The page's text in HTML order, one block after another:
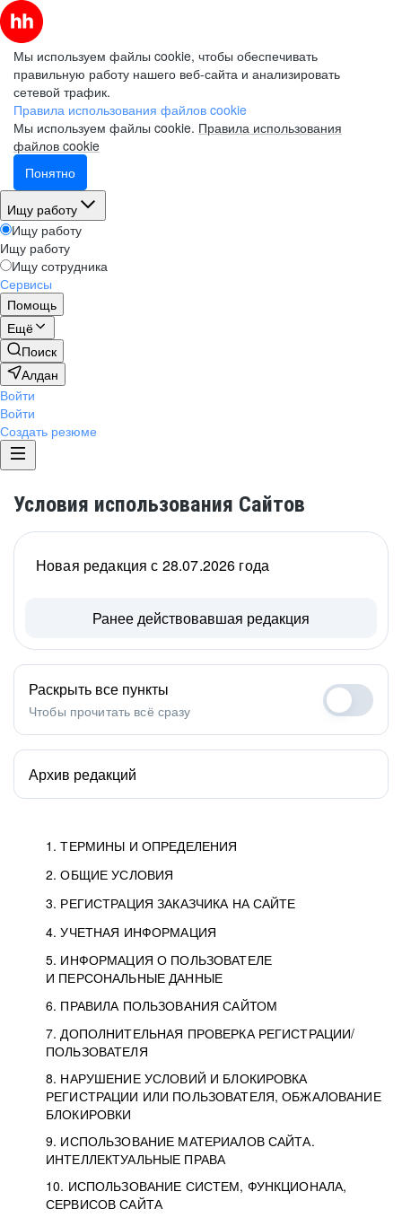
Мы используем файлы cookie, чтобы обеспечивать
правильную работу нашего веб-сайта и анализировать
сетевой трафик.
Правила использования файлов cookie
Мы используем файлы cookie. Правила использования
файлов cookie
Понятно
Ищу работу
Ищу работу
Ищу работу
Ищу сотрудника
Сервисы
Помощь
Ещё
Поиск
Алдан
Войти
Войти
Создать резюме
Условия использования Сайтов
1. ТЕРМИНЫ И ОПРЕДЕЛЕНИЯ
2. ОБЩИЕ УСЛОВИЯ
3. РЕГИСТРАЦИЯ ЗАКАЗЧИКА НА САЙТЕ
4. УЧЕТНАЯ ИНФОРМАЦИЯ
5. ИНФОРМАЦИЯ О ПОЛЬЗОВАТЕЛЕ
И ПЕРСОНАЛЬНЫЕ ДАННЫЕ
6. ПРАВИЛА ПОЛЬЗОВАНИЯ САЙТОМ
7. ДОПОЛНИТЕЛЬНАЯ ПРОВЕРКА РЕГИСТРАЦИИ/
ПОЛЬЗОВАТЕЛЯ
8. НАРУШЕНИЕ УСЛОВИЙ И БЛОКИРОВКА
РЕГИСТРАЦИИ ИЛИ ПОЛЬЗОВАТЕЛЯ, ОБЖАЛОВАНИЕ
БЛОКИРОВКИ
9. ИСПОЛЬЗОВАНИЕ МАТЕРИАЛОВ САЙТА.
ИНТЕЛЛЕКТУАЛЬНЫЕ ПРАВА
10. ИСПОЛЬЗОВАНИЕ СИСТЕМ, ФУНКЦИОНАЛА,
СЕРВИСОВ САЙТА
Новая редакция с 28.07.2026 года
Ранее действовавшая редакция
Раскрыть все пункты
Чтобы прочитать всё сразу
Архив редакций